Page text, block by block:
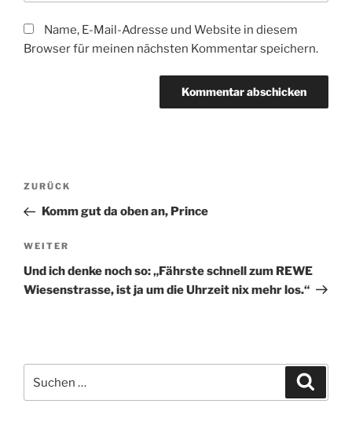
Name, E-Mail-Adresse und Website in diesem
Browser für meinen nächsten Kommentar speichern.
Beitragsnavigation
Vorheriger
Beitrag
ZURÜCK
Komm gut da oben an, Prince
Nächster
Beitrag
WEITER
Und ich denke noch so: „Fährste schnell zum REWE
Wiesenstrasse, ist ja um die Uhrzeit nix mehr los.“
nach: